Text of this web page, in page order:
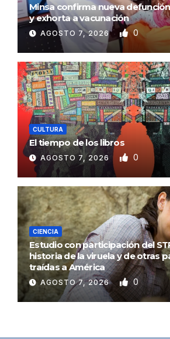
Minsa confirma nueva
y exhorta a vacunación
AGOSTO 7, 2026 0
CULTURA
El tiempo de los libros
AGOSTO 7, 2026 0
CIENCIA
Estudio con participación del
historia de la viruela y de otras
traídas a América
AGOSTO 7, 2026 0